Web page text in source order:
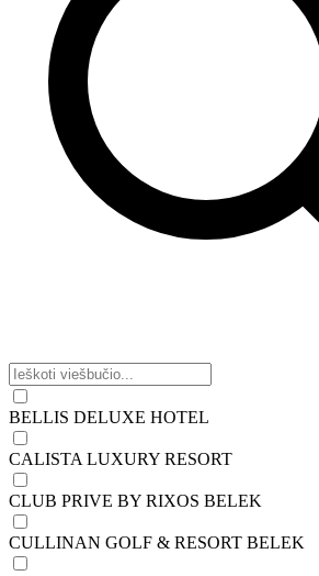
BELLIS DELUXE HOTEL
CALISTA LUXURY RESORT
CLUB PRIVE BY RIXOS BELEK
CULLINAN GOLF & RESORT BELEK